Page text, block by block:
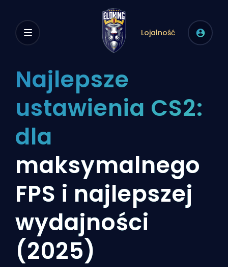
Lojalność
Najlepsze
ustawienia CS2:
dla
maksymalnego
FPS i najlepszej
wydajności
(2025)